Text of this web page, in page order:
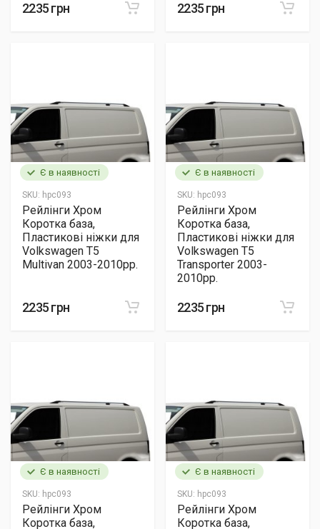
2235 грн 2235 грн
Є в наявності
SKU: hpc093
Рейлінги Хром
Коротка база,
Пластикові ніжки для
Volkswagen T5
Multivan 2003-2010рр.
2235 грн
Є в наявності
SKU: hpc093
Рейлінги Хром
Коротка база,
Пластикові ніжки для
Volkswagen T5
Transporter 2003-
2010рр.
2235 грн
Є в наявності
SKU: hpc093
Рейлінги Хром
Коротка база,
Є в наявності
SKU: hpc093
Рейлінги Хром
Коротка база,